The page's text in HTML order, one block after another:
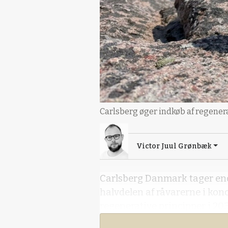
Carlsberg øger indkøb af
Victor Juul Grønbæk
Carlsberg Danmark tager
halvdelen af råvarerne i